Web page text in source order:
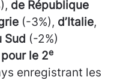
de République
(-3%), d’Italie,
Sud (-2%)
le 2e
enregistrant les